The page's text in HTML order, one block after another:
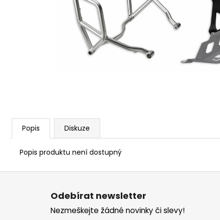
Popis Diskuze
Popis produktu není dostupný
1 209 Kč
Z
Odebírat newsletter
Nezmeškejte žádné novinky či slevy!